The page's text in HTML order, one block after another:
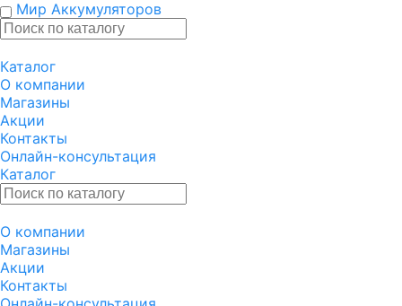
Мир Аккумуляторов
Каталог
О компании
Магазины
Акции
Контакты
Онлайн-консультация
Каталог
О компании
Магазины
Акции
Контакты